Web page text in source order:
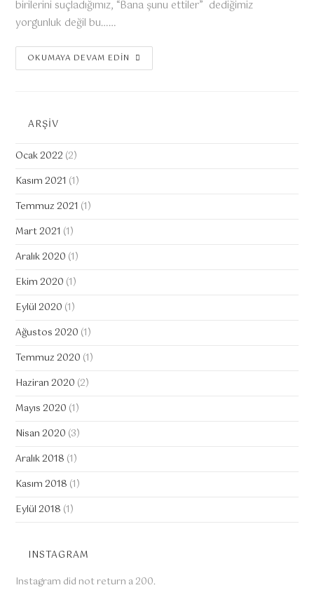
birilerini suçladığımız, “Bana şunu ettiler” dediğimiz
yorgunluk değil bu……
OKUMAYA DEVAM EDIN
ARŞİV
Ocak 2022 (2)
Kasım 2021 (1)
Temmuz 2021 (1)
Mart 2021 (1)
Aralık 2020 (1)
Ekim 2020 (1)
Eylül 2020 (1)
Ağustos 2020 (1)
Temmuz 2020 (1)
Haziran 2020 (2)
Mayıs 2020 (1)
Nisan 2020 (3)
Aralık 2018 (1)
Kasım 2018 (1)
Eylül 2018 (1)
INSTAGRAM
Instagram did not return a 200.